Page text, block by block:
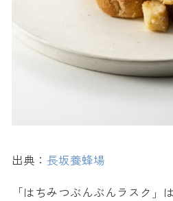
出典： 長坂養蜂場
「はちみつぶんぶんラスク」